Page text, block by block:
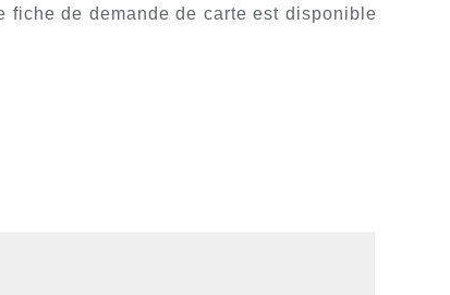
fiche de demande de carte est disponible